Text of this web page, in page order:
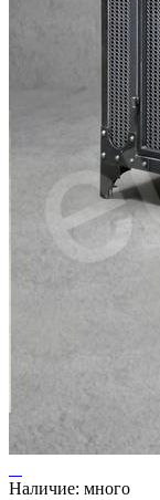
Наличие: много